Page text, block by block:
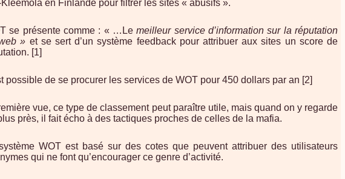
en Finlande pour filtrer les sites « abusifs ».
se présente comme : « …Lemeilleur service d’information sur la réputation
» et se sert d’un système feedback pour attribuer aux sites un score de
[1]
possible de se procurer les services de WOT pour 450 dollars par an [2]
vue, ce type de classement peut paraître utile, mais quand on y regarde
près, il fait écho à des tactiques proches de celles de la mafia.
WOT est basé sur des cotes que peuvent attribuer des utilisateurs
qui ne font qu’encourager ce genre d’activité.